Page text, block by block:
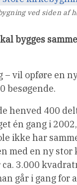
ved siden af
bygges
vil opføre en
besøgende.
henved 400
én gang i
ikke har
med en ny
3.000
går i gang for